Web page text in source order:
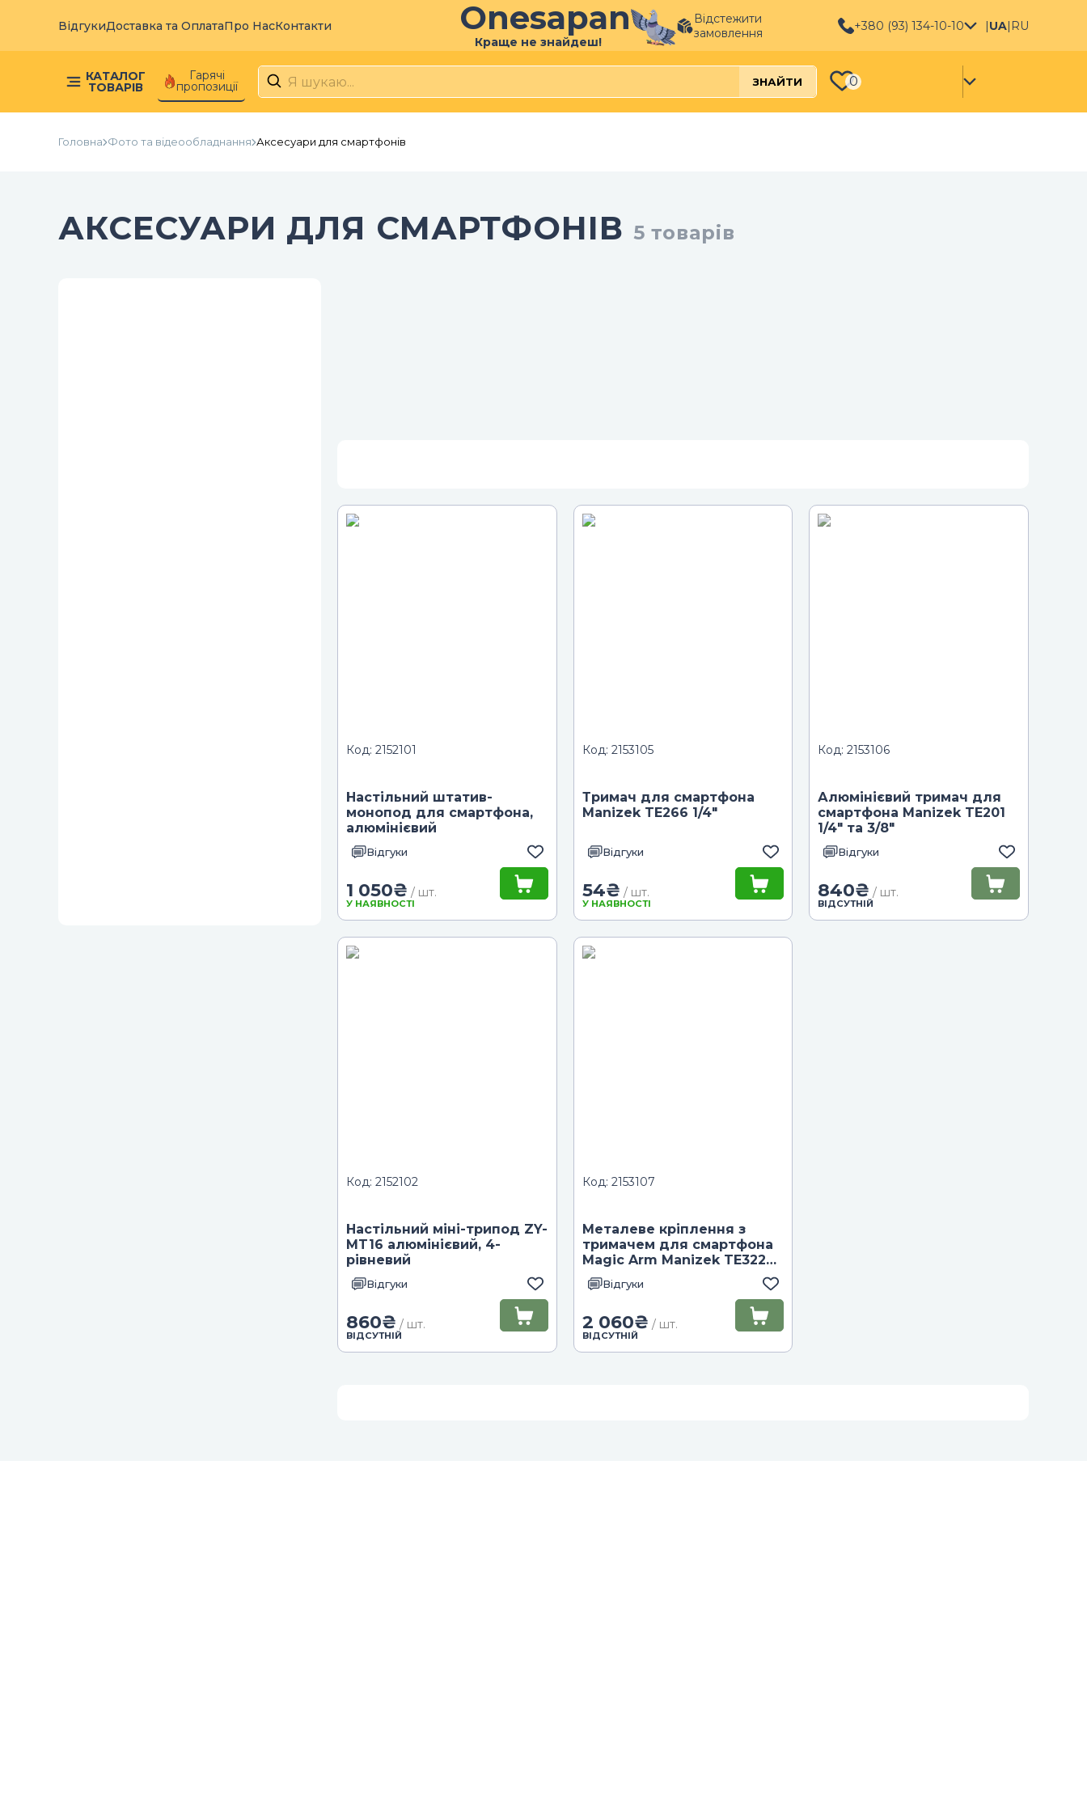
ВідгукиДоставка та ОплатаПро НасКонтакти Onesapan
Краще не знайдеш!
Відстежити
замовлення
+380 (93) 134-10-10 |UA| RU
КАТАЛОГ
ТОВАРІВ
Гарячі
пропозиції ЗНАЙТИ 0
Головна Фото та відеообладнання Аксесуари для смартфонів
АКСЕСУАРИ ДЛЯ СМАРТФОНІВ 5 товарів
Код: 2152101
Настільний штатив-
монопод для смартфона,
алюмінієвий
Відгуки
1 050₴ / шт.
У НАЯВНОСТІ
Код: 2153105
Тримач для смартфона
Manizek TE266 1/4"
Відгуки
54₴ / шт.
У НАЯВНОСТІ
Код: 2153106
Алюмінієвий тримач для
смартфона Manizek TE201
1/4" та 3/8"
Відгуки
840₴ / шт.
ВІДСУТНІЙ
Код: 2152102
Настільний міні-трипод ZY-
MT16 алюмінієвий, 4-
рівневий
Відгуки
860₴ / шт.
ВІДСУТНІЙ
Код: 2153107
Металеве кріплення з
тримачем для смартфона
Magic Arm Manizek TE322
80 см
Відгуки
2 060₴ / шт.
ВІДСУТНІЙ